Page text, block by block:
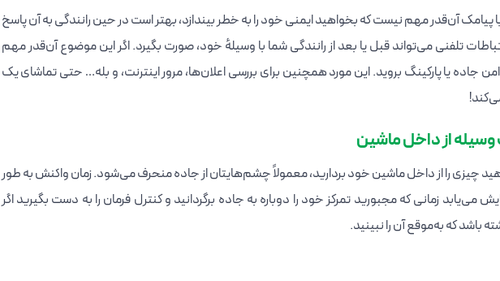
پیامک آن‌قدر مهم نیست که بخواهید ایمنی خود را به خطر بیندازد، بهتر است در حین رانندگی به آن پاسخ
تلفنی می‌تواند قبل یا بعد از رانندگی شما با وسیلهٔ خود، صورت بگیرد. اگر این موضوع آن‌قدر مهم
جاده یا پارکینگ بروید. این مورد همچنین برای بررسی اعلان‌ها، مرور اینترنت، و بله… حتی تماشای یک
از داخل ماشین
چیزی را از داخل ماشین خود بردارید، معمولاً چشم‌هایتان از جاده منحرف می‌شود. زمان واکنش به طور
می‌یابد زمانی که مجبورید تمرکز خود را دوباره به جاده برگردانید و کنترل فرمان را به دست بگیرید اگر
باشد که به‌موقع آن را نبینید.